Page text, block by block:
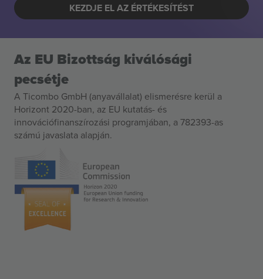
KEZDJE EL AZ ÉRTÉKESÍTÉST
Az EU Bizottság kiválósági
pecsétje
A Ticombo GmbH (anyavállalat) elismerésre kerül a
Horizont 2020-ban, az EU kutatás- és
innovációfinanszírozási programjában, a 782393-as
számú javaslata alapján.